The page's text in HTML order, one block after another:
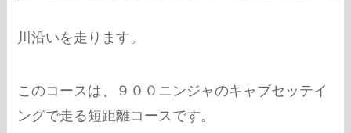
川沿いを走ります。
このコースは、９００ニンジャのキャブセッテイ
ングで走る短距離コースです。